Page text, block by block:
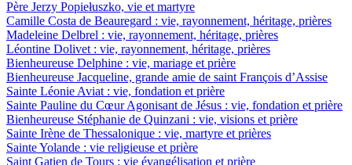
Père Jerzy Popiełuszko, vie et martyre
Camille Costa de Beauregard : vie, rayonnement, héritage, prières
Madeleine Delbrel : vie, rayonnement, héritage, prières
Léontine Dolivet : vie, rayonnement, héritage, prières
Bienheureuse Delphine : vie, mariage et prière
Bienheureuse Jacqueline, grande amie de saint François d’Assise
Sainte Léonie Aviat : vie, fondation et prière
Sainte Pauline du Cœur Agonisant de Jésus : vie, fondation et prière
Bienheureuse Stéphanie de Quinzani : vie, visions et prière
Sainte Irène de Thessalonique : vie, martyre et prières
Sainte Yolande : vie religieuse et prière
Saint Gatien de Tours : vie évangélisation et prière